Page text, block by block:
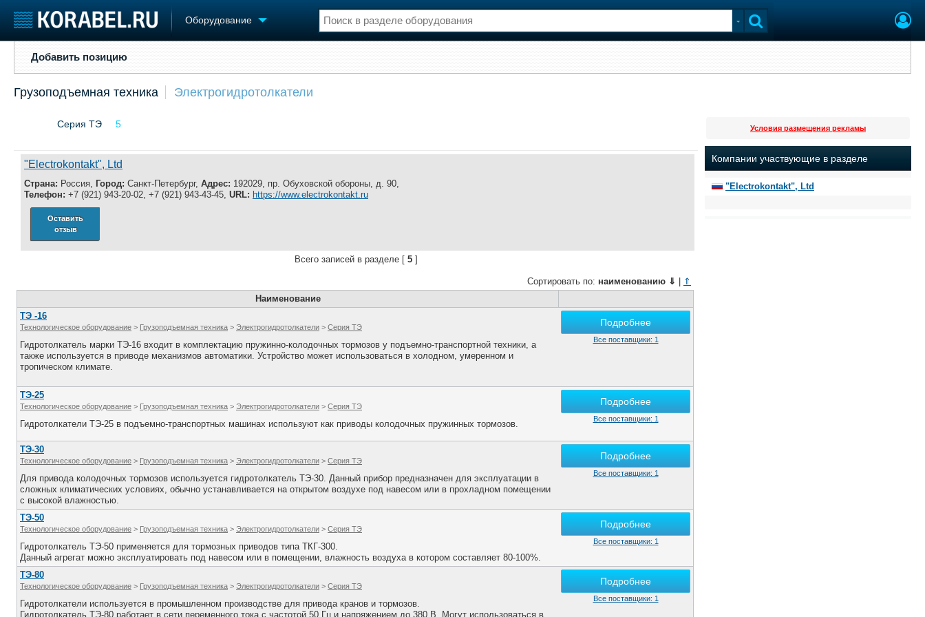
Оборудование
Судостроение
Пульс
Компании
Работа
Журнал
Реклама
Торговая площадка
Доска объявлений
Материалы
Конференции
Выставки и семинары
Флот
Добавить позицию
Грузоподъемная техника Электрогидротолкатели
Серия ТЭ 5
"Electrokontakt", Ltd
Страна: Россия, Город: Санкт-Петербург, Адрес: 192029, пр. Обуховской обороны, д. 90,
Телефон: +7 (921) 943-20-02, +7 (921) 943-43-45, URL: https://www.electrokontakt.ru
Оставить
отзыв
Всего записей в разделе [ 5]
Сортировать по: наименованию ⇓
⇑
Наименование
ТЭ -16
Технологическое оборудование > Грузоподъемная техника > Электрогидротолкатели > Серия ТЭ
Гидротолкатель марки ТЭ-16 входит в комплектацию пружинно-колодочных тормозов у подъемно-транспортной техники, а
также используется в приводе механизмов автоматики. Устройство может использоваться в холодном, умеренном и
тропическом климате.
Подробнее
Все поставщики: 1
ТЭ-25
Технологическое оборудование > Грузоподъемная техника > Электрогидротолкатели > Серия ТЭ
Гидротолкатели ТЭ-25 в подъемно-транспортных машинах используют как приводы колодочных пружинных тормозов.
Подробнее
Все поставщики: 1
ТЭ-30
Технологическое оборудование > Грузоподъемная техника > Электрогидротолкатели > Серия ТЭ
Для привода колодочных тормозов используется гидротолкатель ТЭ-30. Данный прибор предназначен для эксплуатации в
сложных климатических условиях, обычно устанавливается на открытом воздухе под навесом или в прохладном помещении
с высокой влажностью.
Подробнее
Все поставщики: 1
ТЭ-50
Технологическое оборудование > Грузоподъемная техника > Электрогидротолкатели > Серия ТЭ
Гидротолкатель ТЭ-50 применяется для тормозных приводов типа ТКГ-300.
Данный агрегат можно эксплуатировать под навесом или в помещении, влажность воздуха в котором составляет 80-100%.
Подробнее
Все поставщики: 1
ТЭ-80
Технологическое оборудование > Грузоподъемная техника > Электрогидротолкатели > Серия ТЭ
Гидротолкатели используется в промышленном производстве для привода кранов и тормозов.
Гидротолкатель ТЭ-80 работает в сети переменного тока с частотой 50 Гц и напряжением до 380 В. Могут использоваться в
Подробнее
Все поставщики: 1
Условия размещения рекламы
Компании участвующие в разделе
"Electrokontakt", Ltd